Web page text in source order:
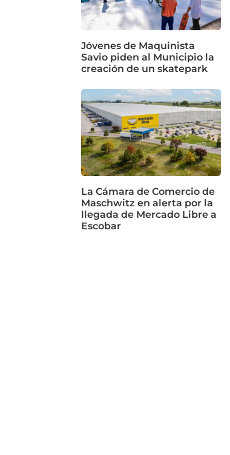
Jóvenes de Maquinista
Savio piden al Municipio la
creación de un skatepark
La Cámara de Comercio de
Maschwitz en alerta por la
llegada de Mercado Libre a
Escobar